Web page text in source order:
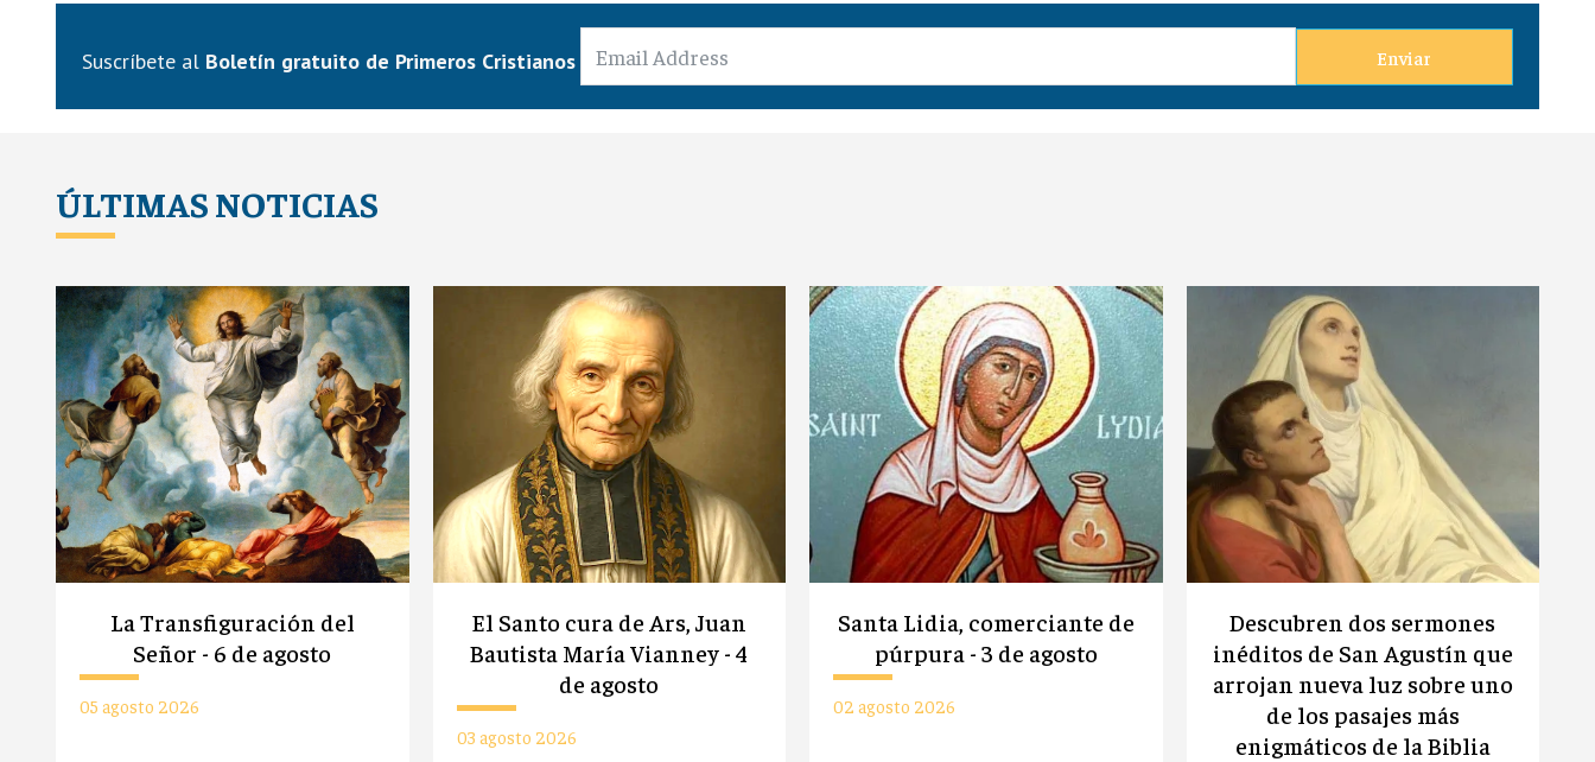
Santa Lidia, comerciante de púrpura - 3 de agosto
Primeros Cristianos/02 agosto 2026
Suscríbete alBoletín gratuito de Primeros Cristianos Enviar
ÚLTIMAS NOTICIAS
La Transfiguración del
Señor - 6 de agosto
05 agosto 2026
El Santo cura de Ars, Juan
Bautista María Vianney - 4
de agosto
03 agosto 2026
Santa Lidia, comerciante de
púrpura - 3 de agosto
02 agosto 2026
Descubren dos sermones
inéditos de San Agustín que
arrojan nueva luz sobre uno
de los pasajes más
enigmáticos de la Biblia